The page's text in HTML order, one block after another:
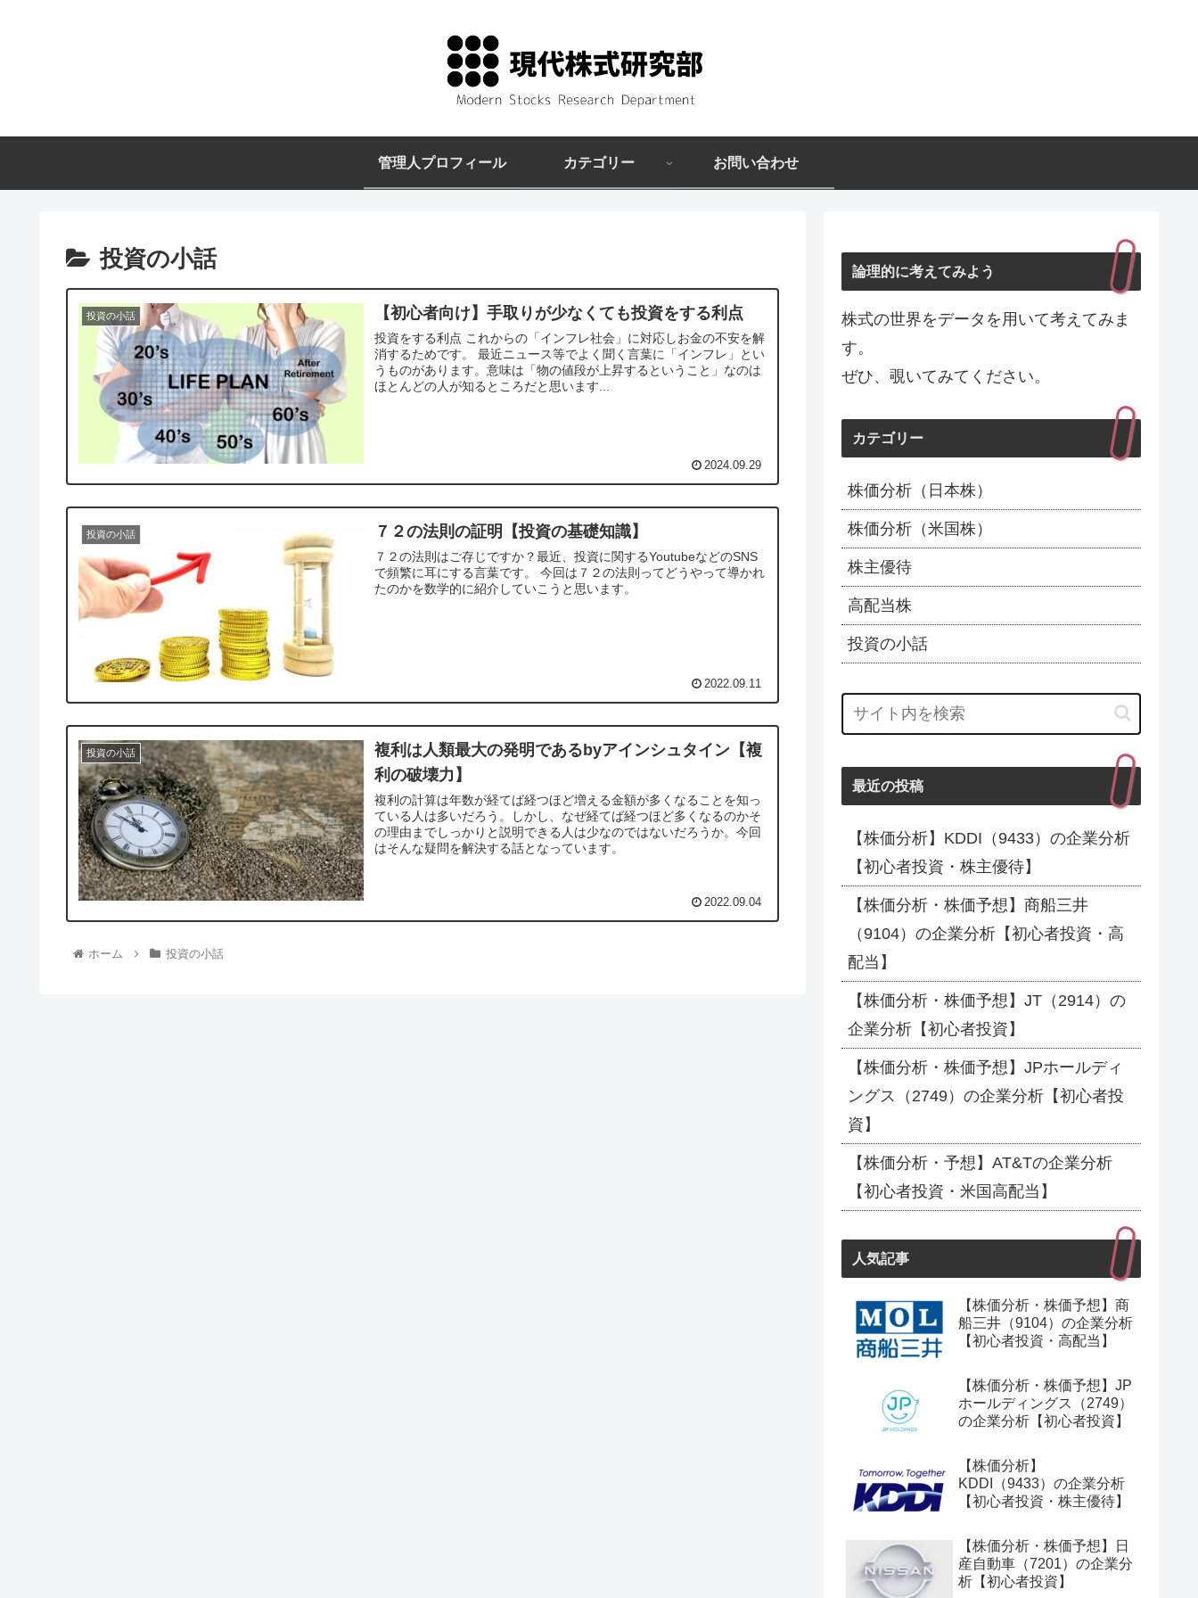
管理人プロフィール カテゴリー お問い合わせ
投資の小話
投資の小話 【初心者向け】手取りが少なくても投資をする利点
投資をする利点 これからの「インフレ社会」に対応しお金の不安を解
消するためです。 最近ニュース等でよく聞く言葉に「インフレ」とい
うものがあります。意味は「物の値段が上昇するということ」なのは
ほとんどの人が知るところだと思います...
2024.09.29
投資の小話 ７２の法則の証明【投資の基礎知識】
７２の法則はご存じですか？最近、投資に関するYoutubeなどのSNS
で頻繁に耳にする言葉です。 今回は７２の法則ってどうやって導かれ
たのかを数学的に紹介していこうと思います。
2022.09.11
投資の小話
複利は人類最大の発明であるbyアインシュタイン【複
利の破壊力】
複利の計算は年数が経てば経つほど増える金額が多くなることを知っ
ている人は多いだろう。しかし、なぜ経てば経つほど多くなるのかそ
の理由までしっかりと説明できる人は少なのではないだろうか。今回
はそんな疑問を解決する話となっています。
2022.09.04
ホーム 投資の小話
論理的に考えてみよう
株式の世界をデータを用いて考えてみま
す。
ぜひ、覗いてみてください。
カテゴリー
株価分析（日本株）
株価分析（米国株）
株主優待
高配当株
投資の小話
最近の投稿
【株価分析】KDDI（9433）の企業分析
【初心者投資・株主優待】
【株価分析・株価予想】商船三井
（9104）の企業分析【初心者投資・高
配当】
【株価分析・株価予想】JT（2914）の
企業分析【初心者投資】
【株価分析・株価予想】JPホールディ
ングス（2749）の企業分析【初心者投
資】
【株価分析・予想】AT&Tの企業分析
【初心者投資・米国高配当】
人気記事
【株価分析・株価予想】商
船三井（9104）の企業分析
【初心者投資・高配当】
【株価分析・株価予想】JP
ホールディングス（2749）
の企業分析【初心者投資】
【株価分析】
KDDI（9433）の企業分析
【初心者投資・株主優待】
【株価分析・株価予想】日
産自動車（7201）の企業分
析【初心者投資】